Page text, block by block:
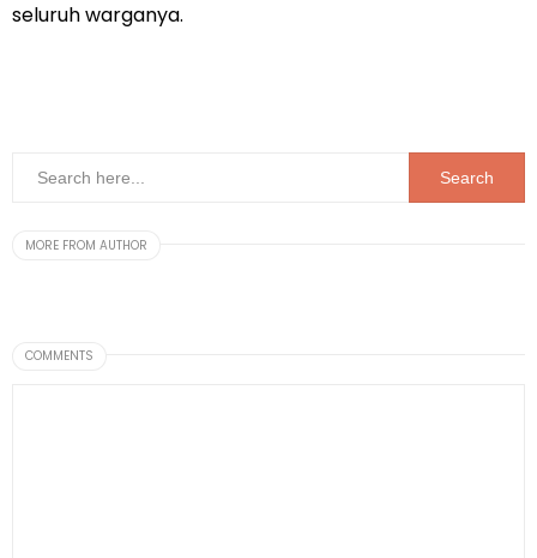
seluruh warganya.
MORE FROM AUTHOR
COMMENTS